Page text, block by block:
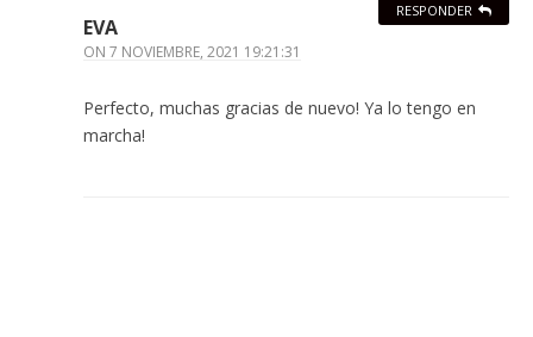
EVA
ON 7 NOVIEMBRE, 2021 19:21:31
Perfecto, muchas gracias de nuevo! Ya lo tengo en
marcha!
RESPONDER